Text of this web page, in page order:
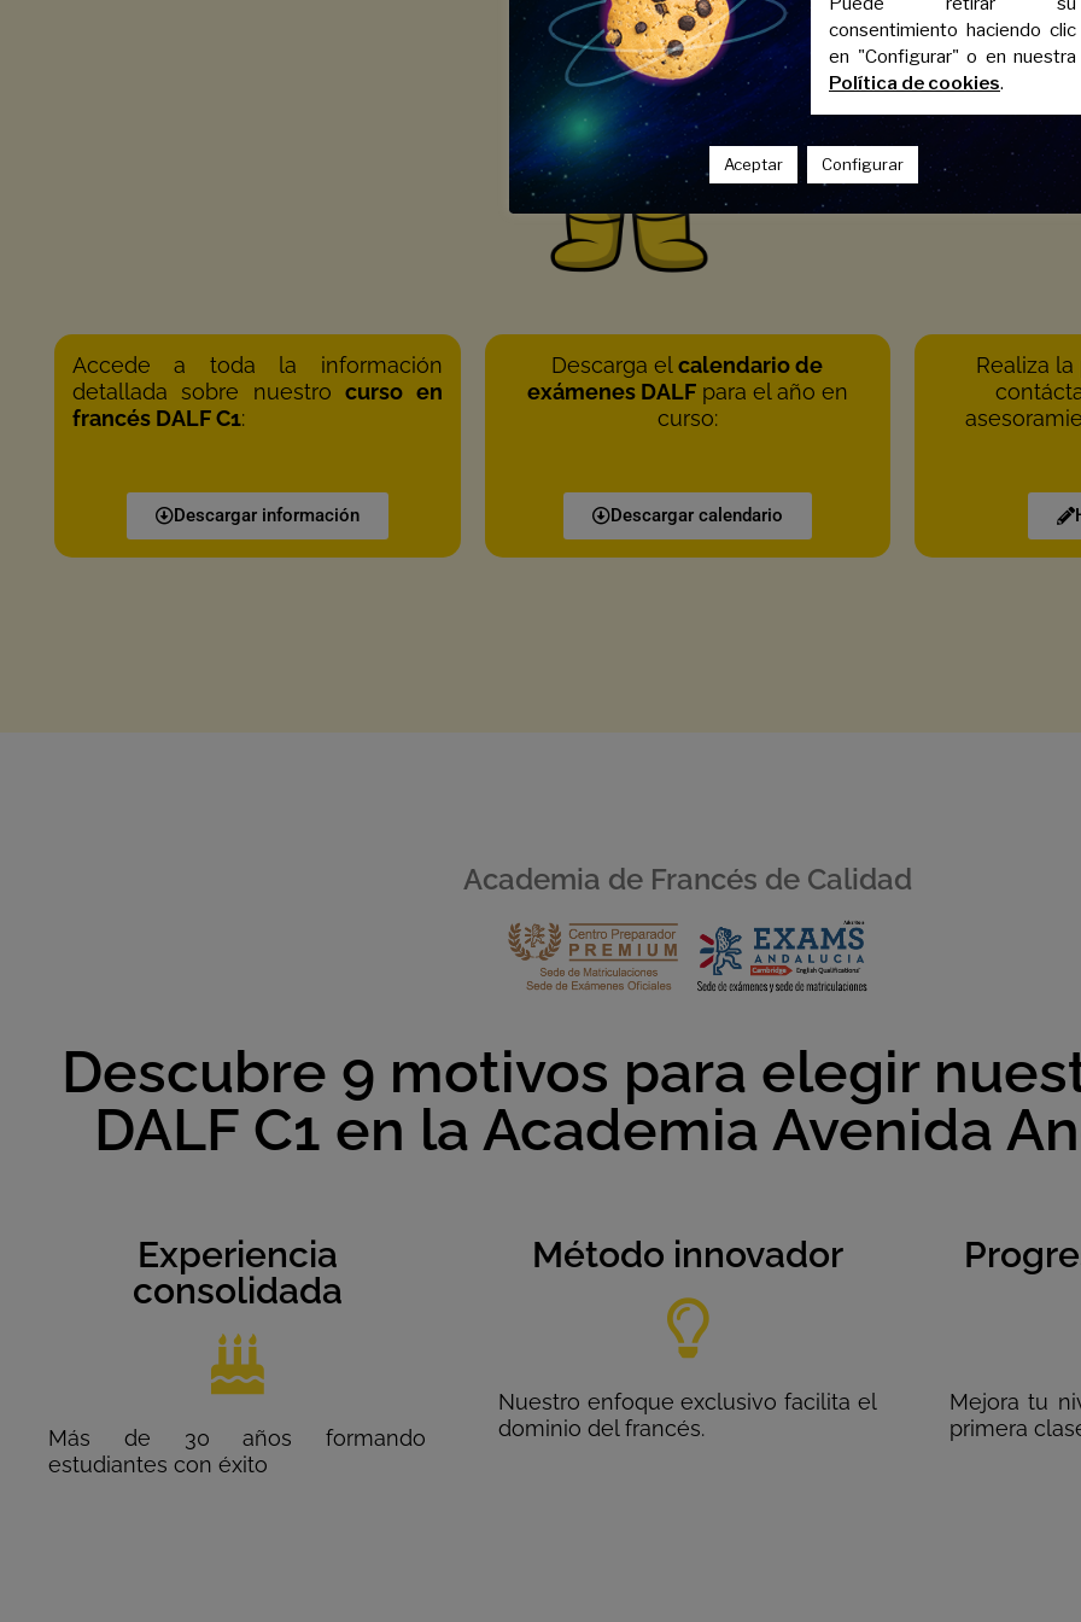
Accede a toda la información
detallada sobre nuestrocurso en
francés DALF C1:
Descargar información
Descarga elcalendario de
exámenes DALFpara el año en
curso:
Descargar calendario
Realiza la
Academia de Francés de Calidad
Descubre 9 motivos para elegir
DALF C1 en la Academia Avenida
Experiencia
consolidada
Más de 30 años formando
estudiantes con éxito
Método innovador
Nuestro enfoque exclusivo facilita el
dominio del francés.
Mejora tu
primera
consentimiento haciendo clic
en "Configurar" o en nuestra
Política de cookies.
Aceptar Configurar